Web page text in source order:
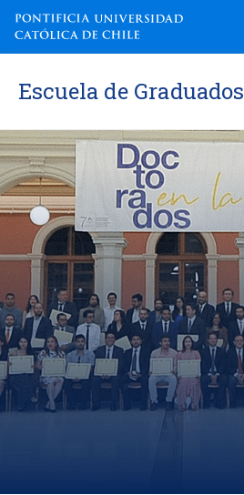
Escuela de Graduados